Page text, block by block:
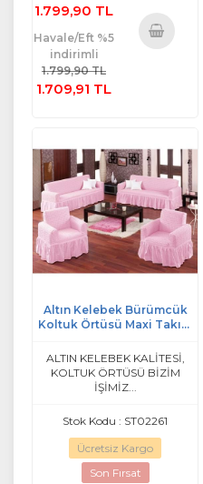
1.799,90 TL
Havale/Eft %5
indirimli
1.799,90 TL
1.709,91 TL
Altın Kelebek Bürümcük
Koltuk Örtüsü Maxi Takım
ALTIN KELEBEK KALİTESİ,
KOLTUK ÖRTÜSÜ BİZİM
İŞİMİZ...
Stok Kodu : ST02261
Ücretsiz Kargo
Son Fırsat